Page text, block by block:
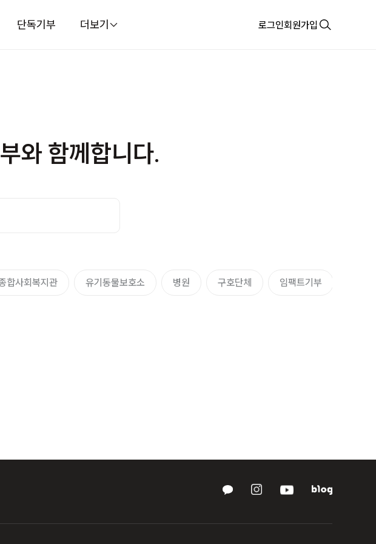
단독기부 더보기 로그인회원가입
와 함께합니다.
합사회복지관 유기동물보호소 병원 구호단체 임팩트기부